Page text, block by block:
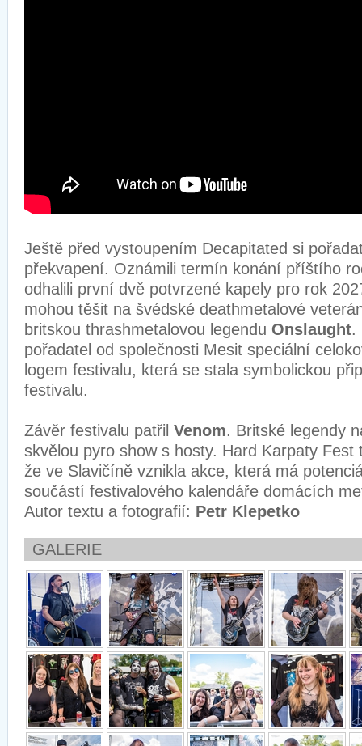
Ještě před vystoupením Decapitated si
překvapení. Oznámili termín konání příštího
odhalili první dvě potvrzené kapely pro rok
mohou těšit na švédské deathmetalové
britskou thrashmetalovou legendu Onslaught.
pořadatel od společnosti Mesit speciální
logem festivalu, která se stala symbolickou
festivalu.
Závěr festivalu patřil Venom. Britské legendy
skvělou pyro show s hosty. Hard Karpaty Fest
že ve Slavičíně vznikla akce, která má
součástí festivalového kalendáře domácích
Autor textu a fotografií: Petr Klepetko
GALERIE